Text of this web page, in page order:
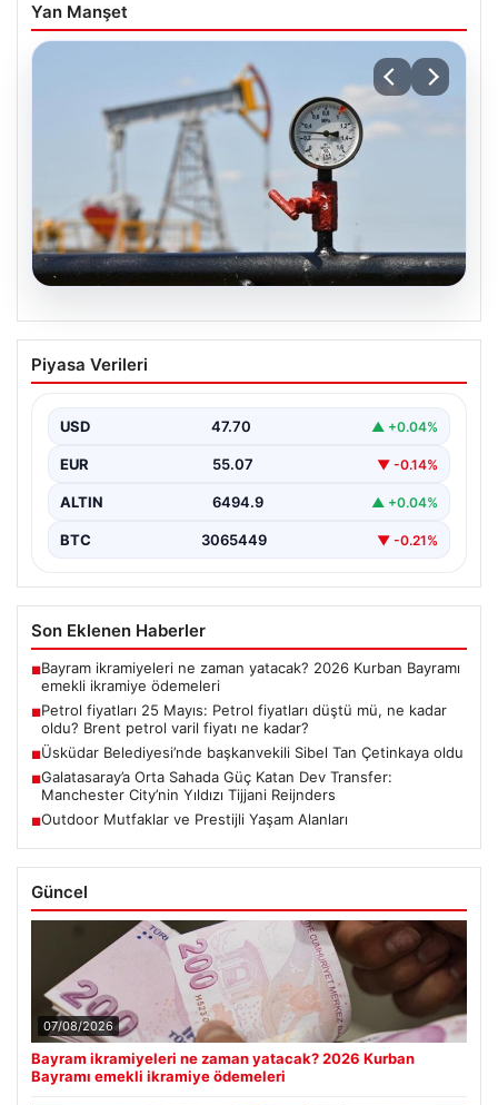
Yan Manşet
06.08.2026
Petrol fiyatları 25 Mayıs: Petrol fiyatları
düştü mü, ne kadar oldu? Brent petrol
Piyasa Verileri
USD 47.70 ▲ +0.04%
EUR 55.07 ▼ -0.14%
ALTIN 6494.9 ▲ +0.04%
BTC 3065449 ▼ -0.21%
Son Eklenen Haberler
■Bayram ikramiyeleri ne zaman yatacak? 2026 Kurban Bayramı
emekli ikramiye ödemeleri
■Petrol fiyatları 25 Mayıs: Petrol fiyatları düştü mü, ne kadar
oldu? Brent petrol varil fiyatı ne kadar?
■Üsküdar Belediyesi’nde başkanvekili Sibel Tan Çetinkaya oldu
■Galatasaray’a Orta Sahada Güç Katan Dev Transfer:
Manchester City’nin Yıldızı Tijjani Reijnders
■Outdoor Mutfaklar ve Prestijli Yaşam Alanları
Güncel
07/08/2026
Bayram ikramiyeleri ne zaman yatacak? 2026 Kurban
Bayramı emekli ikramiye ödemeleri